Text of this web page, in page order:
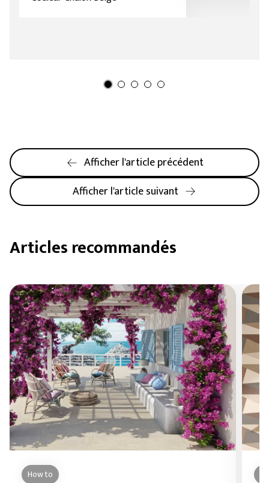
Afficher l'article précédent
Afficher l'article suivant
Articles recommandés
How to